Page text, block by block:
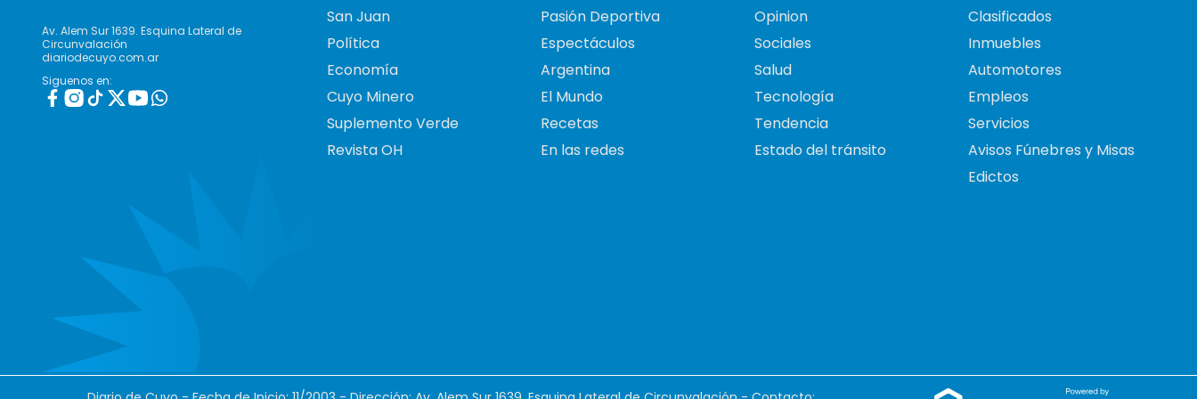
Av. Alem Sur 1639. Esquina Lateral de
Circunvalación
diariodecuyo.com.ar
Siguenos en:
San Juan
Política
Economía
Cuyo Minero
Suplemento Verde
Revista OH
Pasión Deportiva
Espectáculos
Argentina
El Mundo
Recetas
En las redes
Opinion
Sociales
Salud
Tecnología
Tendencia
Estado del tránsito
Clasificados
Inmuebles
Automotores
Empleos
Servicios
Avisos Fúnebres y Misas
Edictos